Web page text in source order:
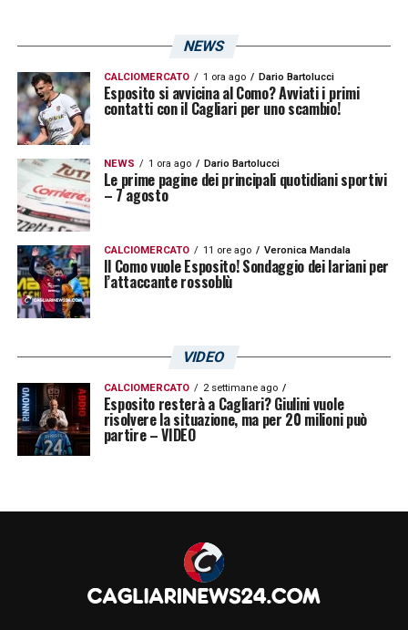
NEWS
CALCIOMERCATO 1 ora ago Dario Bartolucci
Esposito si avvicina al Como? Avviati i primi
contatti con il Cagliari per uno scambio!
NEWS 1 ora ago Dario Bartolucci
Le prime pagine dei principali quotidiani sportivi
– 7 agosto
CALCIOMERCATO 11 ore ago Veronica Mandala
Il Como vuole Esposito! Sondaggio dei lariani per
l’attaccante rossoblù
VIDEO
CALCIOMERCATO 2 settimane ago
Esposito resterà a Cagliari? Giulini vuole
risolvere la situazione, ma per 20 milioni può
partire – VIDEO